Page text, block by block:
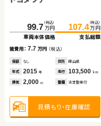
99.7 （税込）
万円
車両本体価格
107.4（税込）
万円
支払総額
諸費用：7.7 万円 （税込）
保証 なし 住所 岡山県
年式 2015 年 走行 103,500 km
排気 2,000 cc 整備 法定整備付
見積もり・在庫確認
121.6
諸費用：11.7万円（税込）
なし 埼玉県
年式 2017年 走行
排気 1,200 整備 なし
見積もり・在庫確認
328.0
諸費用：10.5万円（税込）
あり 岡山県
年式 2023年 走行
排気 1,400 整備 法定整備付
見積もり・在庫確認